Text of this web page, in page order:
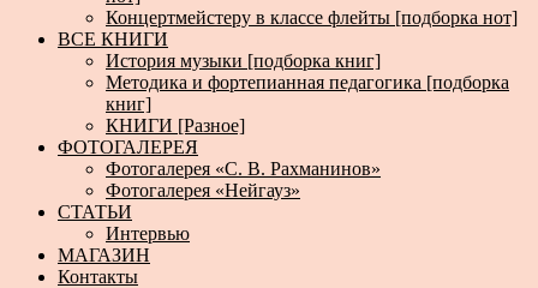
Концертмейстеру в классе флейты [подборка нот]
ВСЕ КНИГИ
История музыки [подборка книг]
Методика и фортепианная педагогика [подборка
книг]
КНИГИ [Разное]
ФОТОГАЛЕРЕЯ
Фотогалерея «С. В. Рахманинов»
Фотогалерея «Нейгауз»
СТАТЬИ
Интервью
МАГАЗИН
Контакты